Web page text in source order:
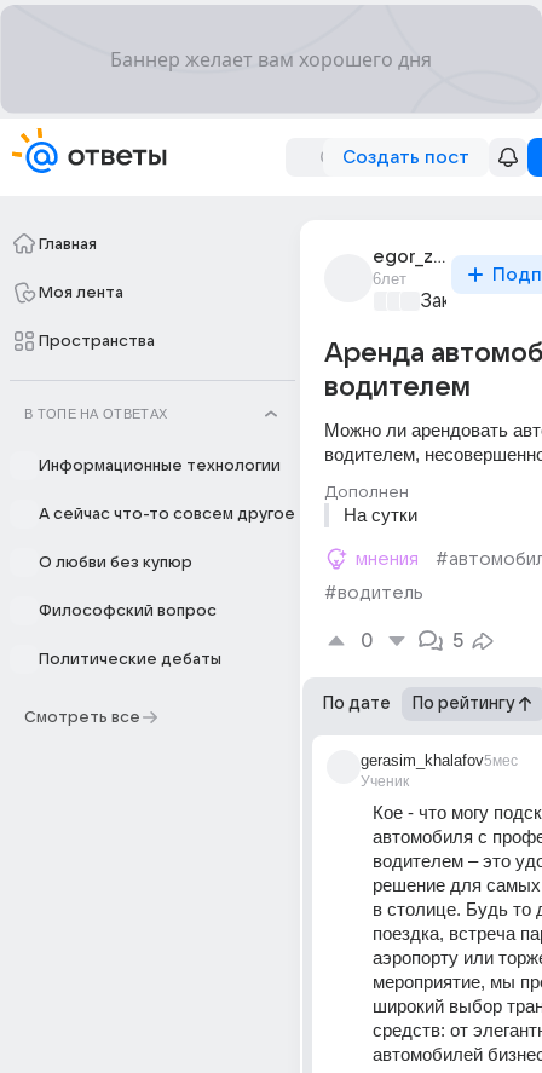
Создать пост
Главная
Моя лента
Пространства
В ТОПЕ НА ОТВЕТАХ
Информационные технологии
А сейчас что-то совсем другое
О любви без купюр
Философский вопрос
Политические дебаты
Смотреть все
egor_zhurilenko_8
6лет
Закон и
Аренда
водителем
Можно ли арендовать
водителем,
Дополнен
На сутки
мнения
#водитель
0 5
По дате По рейтингу
gerasim_khalafov
Ученик
5мес
Кое - что могу
автомобиля с
водителем – это
решение для
в столице. Будь то
поездка, встреча
аэропорту или
мероприятие, мы
широкий выбор
средств: от
автомобилей